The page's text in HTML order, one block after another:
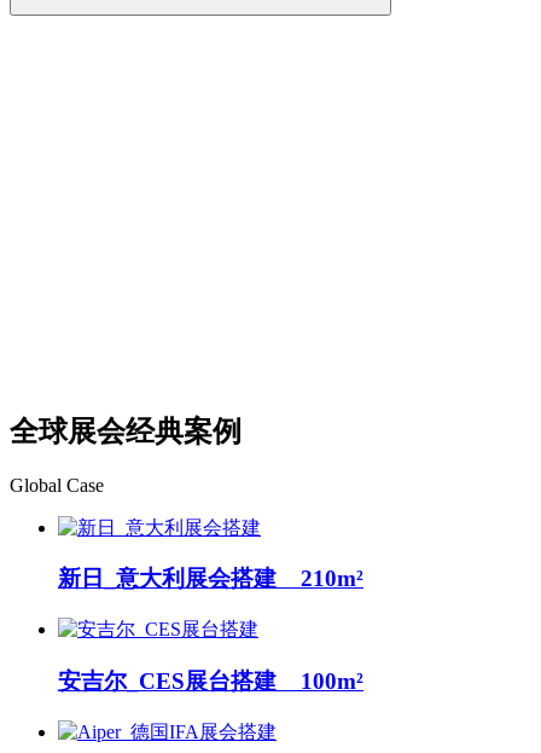
全球展会经典案例
Global Case
新日_意大利展会搭建 210m²
安吉尔_CES展台搭建 100m²